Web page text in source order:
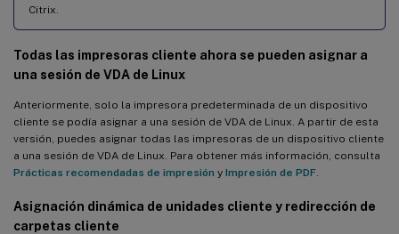
Citrix.
Todas las impresoras cliente ahora se pueden asignar a
una sesión de VDA de Linux
Anteriormente, solo la impresora predeterminada de un dispositivo
cliente se podía asignar a una sesión de VDA de Linux. A partir de esta
versión, puedes asignar todas las impresoras de un dispositivo cliente
a una sesión de VDA de Linux. Para obtener más información, consulta
Prácticas recomendadas de impresión y Impresión de PDF
Asignación dinámica de unidades cliente y redirección de
carpetas cliente